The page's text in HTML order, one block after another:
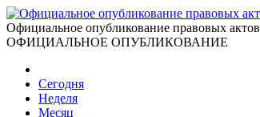
Официальное опубликование правовых актов
ОФИЦИАЛЬНОЕ ОПУБЛИКОВАНИЕ
Сегодня
Неделя
Месяц